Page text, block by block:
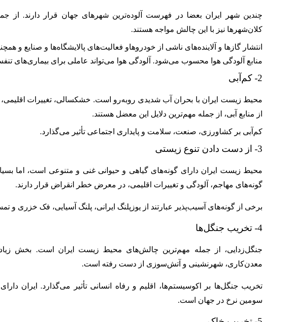
چندین شهر ایران بعضا در فهرست آلوده‌ترین شهرهای جهان قرار دارند. از
کلان‌شهرها نیز با این چالش مواجه هستند.
انتشار گازها و آلاینده‌های ناشی از خودروهاو فعالیت‌های پالایشگاه‌ها و صنایع و
منابع آلودگی هوا محسوب می‌شود. آلودگی هوا می‌تواند عاملی برای
2- کم‌آبی
محیط زیست ایران با بحران آب شدیدی رو‌به‌رو است. خشکسالی، تغییرات اقلیمی،
از منابع آبی، از جمله مهم‌ترین دلایل این معضل هستند.
کم‌آبی بر کشاورزی، صنعت، سلامت و پایداری اجتماعی تأثیر می‌گذارد.
3- از دست دادن تنوع زیستی
محیط زیست ایران دارای گونه‌های گیاهی و حیوانی غنی و متنوعی است، اما
گونه‌های مهاجم، آلودگی و تغییرات اقلیمی، در معرض خطر انقراض قرار دارند.
برخی از گونه‌های آسیب‌پذیر عبارتند از یوزپلنگ ایرانی، پلنگ آسیایی، فک خزری و
4- تخریب جنگل‌ها
جنگل‌زدایی، از جمله مهم‌ترین چالش‌های محیط زیست ایران است. بخش
معدن‌کاری، شهرنشینی و آتش‌سوزی از دست رفته است.
تخریب جنگل‌ها بر اکوسیستم‌ها، اقلیم و رفاه انسانی تأثیر می‌گذارد. ایران
سومین نرخ در جهان است.